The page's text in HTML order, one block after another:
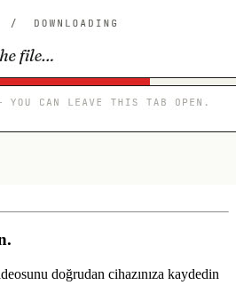
doğrudan cihazınıza kaydedin